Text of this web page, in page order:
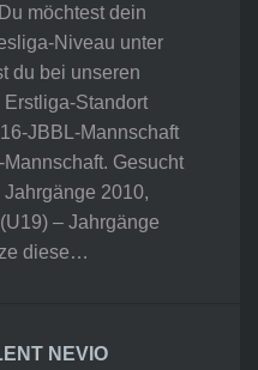
möchtest dein
Niveau unter
du bei unseren
Standort
JBBL-Mannschaft
Gesucht
2010,
– Jahrgänge
diese…
NEVIO